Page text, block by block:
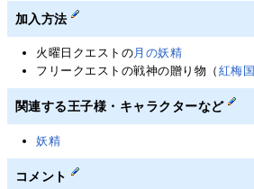
加入方法
火曜日クエストの月の妖精
フリークエストの戦神の贈り物（ 紅梅国
関連する王子様・キャラクターなど
妖精
コメント